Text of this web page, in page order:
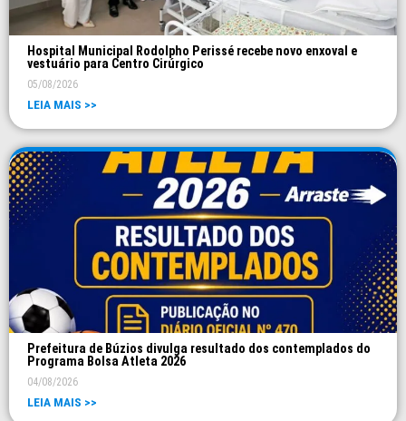
Hospital Municipal Rodolpho Perissé recebe novo enxoval e
vestuário para Centro Cirúrgico
05/08/2026
LEIA MAIS >>
Prefeitura de Búzios divulga resultado dos contemplados do
Programa Bolsa Atleta 2026
04/08/2026
LEIA MAIS >>